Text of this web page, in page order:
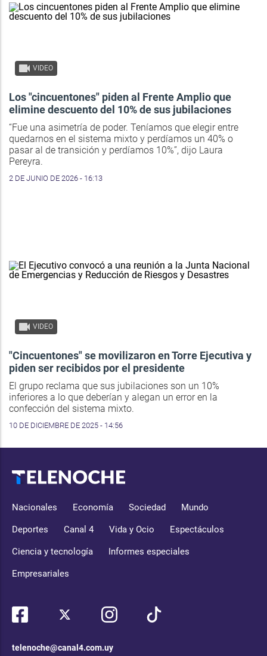
VIDEO
Los "cincuentones" piden al Frente Amplio que
elimine descuento del 10% de sus jubilaciones
“Fue una asimetría de poder. Teníamos que elegir entre
quedarnos en el sistema mixto y perdíamos un 40% o
pasar al de transición y perdíamos 10%”, dijo Laura
Pereyra.
2 DE JUNIO DE 2026 - 16:13
VIDEO
"Cincuentones" se movilizaron en Torre Ejecutiva y
piden ser recibidos por el presidente
El grupo reclama que sus jubilaciones son un 10%
inferiores a lo que deberían y alegan un error en la
confección del sistema mixto.
10 DE DICIEMBRE DE 2025 - 14:56
Nacionales Economía Sociedad Mundo
Deportes Canal 4 Vida y Ocio Espectáculos
Ciencia y tecnología Informes especiales
Empresariales
telenoche@canal4.com.uy